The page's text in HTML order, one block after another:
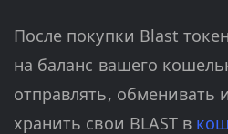
После покупки Blast
на баланс вашего
отправлять, обменивать
хранить свои BLAST в